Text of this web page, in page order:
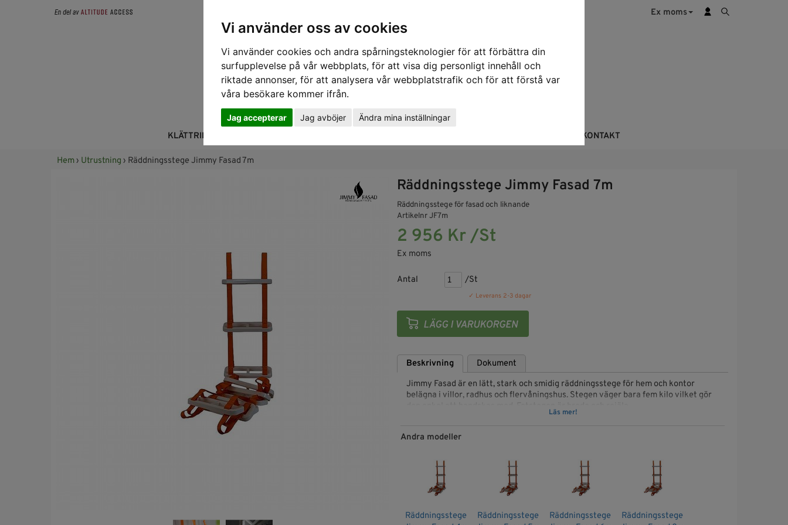
Vi använder oss av cookies
Vi använder cookies och andra spårningsteknologier för att förbättra din
surfupplevelse på vår webbplats, för att visa dig personligt innehåll och
riktade annonser, för att analysera vår webbplatstrafik och för att förstå var
våra besökare kommer ifrån.
Jag accepterar Jag avböjer Ändra mina inställningar
Ex moms
KLÄTTRING KONTAKT
Hem› Utrustning › Räddningsstege Jimmy Fasad 7m
Räddningsstege Jimmy Fasad 7m
Räddningsstege för fasad och liknande
Artikelnr JF7m
2 956 Kr /St
Ex moms
Antal /St
✓ Leverans 2-3 dagar
Beskrivning
Dokument
Jimmy Fasad är en lätt, stark och smidig räddningsstege för hem och kontor
belägna i villor, radhus och flervåningshus. Stegen väger bara fem kilo vilket gör
den enkel att handskas med. Fotstegen är breda och rejäla.
Stegyta 12 x 35 cm
Vikt ca 5 kg
Stegavstånd 30 cm
Format 20 x 30 x 40 cm
Oranga band av vävd polyester.
Läs mer!
Andra modeller
Räddningsstege
Räddningsstege
Räddningsstege
Räddningsstege